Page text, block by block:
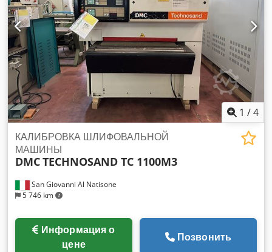
1 /4
San Giovanni Al Natisone
5 746 km
КАЛИБРОВКА ШЛИФОВАЛЬНОЙ
МАШИНЫ
DMCTECHNOSAND TC 1100M3
цене
Позвонить